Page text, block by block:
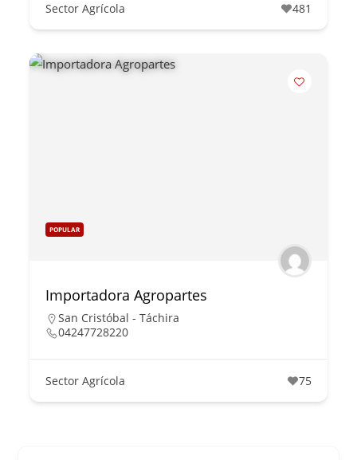
Sector Agrícola 481
POPULAR
Importadora Agropartes
San Cristóbal - Táchira
04247728220
Sector Agrícola 75